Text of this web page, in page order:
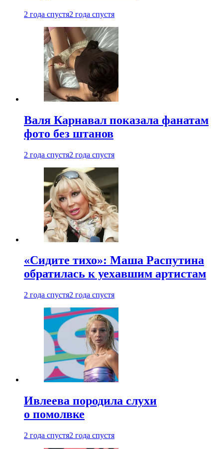
2 года спустя2 года спустя
Валя Карнавал показала фанатам
фото без штанов
2 года спустя2 года спустя
«Сидите тихо»: Маша Распутина
обратилась к уехавшим артистам
2 года спустя2 года спустя
Ивлеева породила слухи
о помолвке
2 года спустя2 года спустя